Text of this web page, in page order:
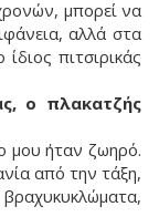
μπορεί να
αλλά στα
πιτσιρικάς
ο πλακατζής
μου ήταν ζωηρό.
από την τάξη,